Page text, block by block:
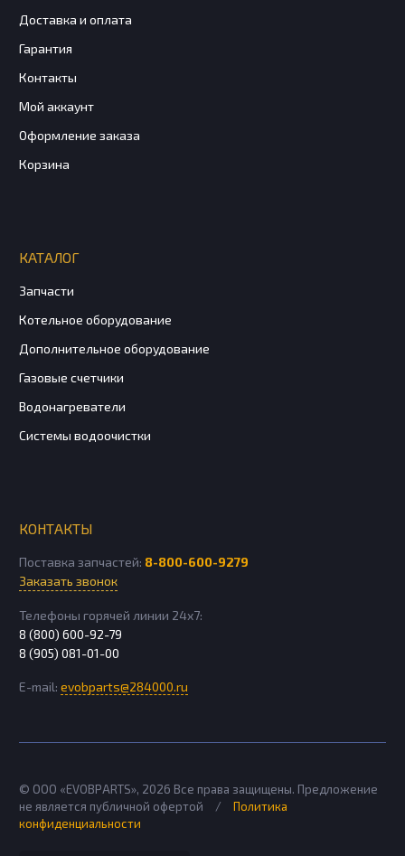
Доставка и оплата
Гарантия
Контакты
Мой аккаунт
Оформление заказа
Корзина
КАТАЛОГ
Запчасти
Котельное оборудование
Дополнительное оборудование
Газовые счетчики
Водонагреватели
Системы водоочистки
КОНТАКТЫ
Поставка запчастей: 8-800-600-9279
Заказать звонок
Телефоны горячей линии 24х7:
8 (800) 600-92-79
8 (905) 081-01-00
E-mail: evobparts@284000.ru
© ООО «EVOBPARTS», 2026 Все права защищены. Предложение
не является публичной офертой
/
Политика
конфиденциальности